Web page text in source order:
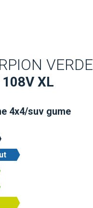
VERDE
XL
4x4/suv gume